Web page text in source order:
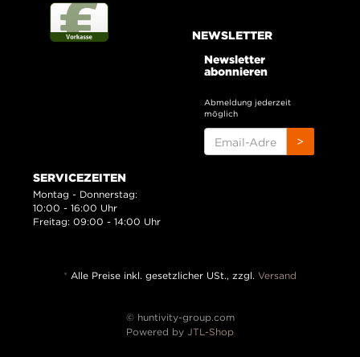
NEWSLETTER
Newsletter
abonnieren
Abmeldung jederzeit
möglich
ADRESSE
>
SERVICEZEITEN
Montag - Donnerstag:
10:00 - 16:00 Uhr
Freitag: 09:00 - 14:00 Uhr
* Alle Preise inkl. gesetzlicher USt., zzgl. Versand
© huntivity-group.com
Powered by JTL-Shop